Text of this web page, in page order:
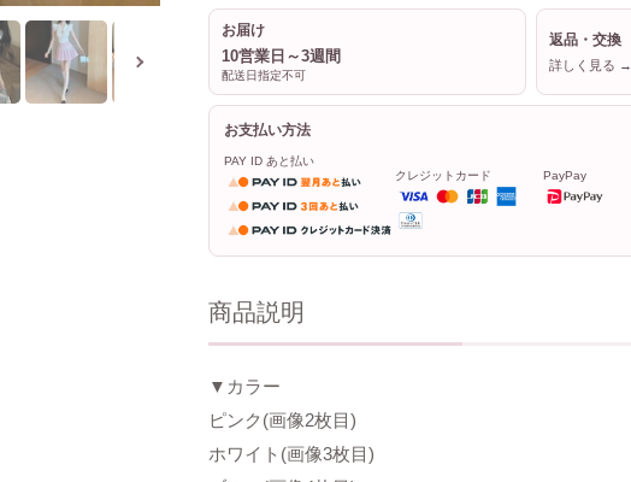
お届け
10営業日～3週間
配送日指定不可
返品・交換
詳しく見る →
お支払い方法
PAY ID あと払い
クレジットカード
PayPay
商品説明
▼カラー
ピンク(画像2枚目)
ホワイト(画像3枚目)